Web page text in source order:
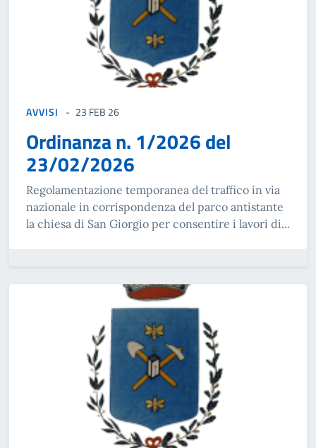
AVVISI 23 FEB 26
Ordinanza n. 1/2026 del
23/02/2026
Regolamentazione temporanea del traffico in via
nazionale in corrispondenza del parco antistante
la chiesa di San Giorgio per consentire i lavori di...